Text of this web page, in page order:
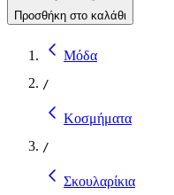
Προσθήκη στο καλάθι
Μόδα
/
Κοσμήματα
/
Σκουλαρίκια